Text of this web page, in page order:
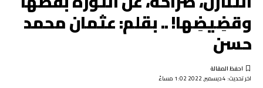
وقضِيضِها! .. بقلم: عثمان محمد
حسن
اخر تحديث: 4 ديسمبر, 2022 1:02 مساءً